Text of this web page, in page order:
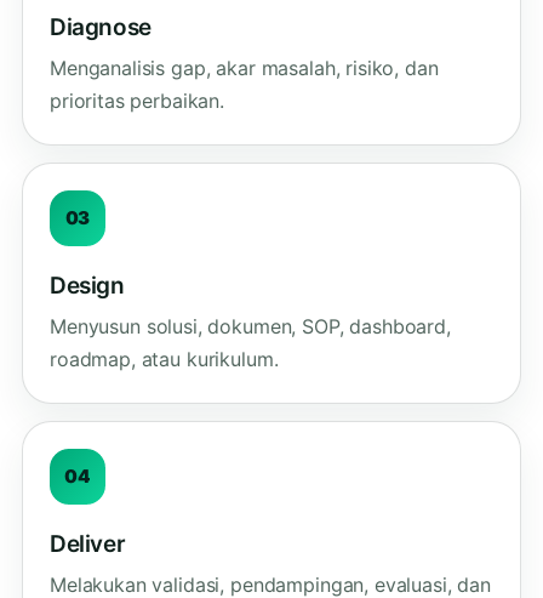
Diagnose
Menganalisis gap, akar masalah, risiko, dan
prioritas perbaikan.
03
Design
Menyusun solusi, dokumen, SOP, dashboard,
roadmap, atau kurikulum.
04
Deliver
Melakukan validasi, pendampingan, evaluasi, dan